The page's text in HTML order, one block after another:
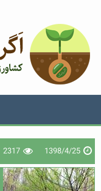
1398/4/25
2317